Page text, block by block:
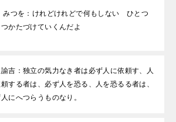
みつを：けれどけれどで何もしない ひとつ
かたづけていくんだよ
吉：独立の気力なき者は必ず人に依頼す、人
する者は、必ず人を恐る、人を恐るる者は、
にへつらうものなり。